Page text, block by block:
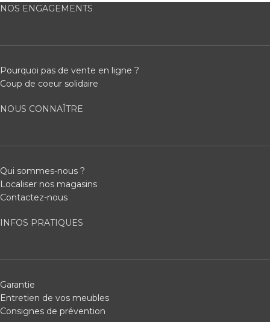
NOS ENGAGEMENTS
Pourquoi pas de vente en ligne ?
Coup de coeur solidaire
NOUS CONNAÎTRE
Qui sommes-nous ?
Localiser nos magasins
Contactez-nous
INFOS PRATIQUES
Garantie
Entretien de vos meubles
Consignes de prévention